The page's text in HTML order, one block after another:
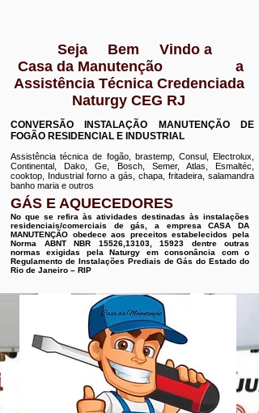
Seja Bem Vindo a
Casa da Manutenção a
Assistência Técnica Credenciada
Naturgy CEG RJ
CONVERSÃO INSTALAÇÃO MANUTENÇÃO DE
FOGÃO RESIDENCIAL E INDUSTRIAL
Assistência técnica de fogão, brastemp, Consul, Electrolux,
Continental, Dako, Ge, Bosch, Semer, Atlas, Esmaltéc,
cooktop, Industrial forno a gás, chapa, fritadeira, salamandra
banho maria e outros
GÁS E AQUECEDORES
No que se refira às atividades destinadas às instalações
residenciais/comerciais de gás, a empresa CASA DA
MANUTENÇÃO obedece aos preceitos estabelecidos pela
Norma ABNT NBR 15526,13103, 15923 dentre outras
normas exigidas pela Naturgy em consonância com o
Regulamento de Instalações Prediais de Gás do Estado do
Rio de Janeiro – RIP